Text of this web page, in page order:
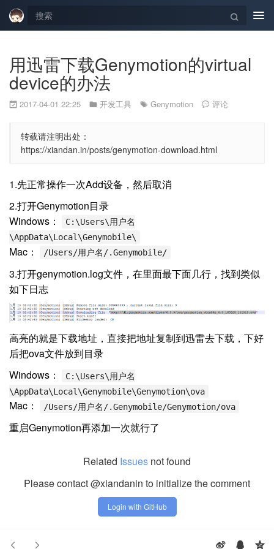
用迅雷下载Genymotion的virtual
device的办法
2017-04-01 22:25 开发工具 Genymotion 评论
转载请注明出处：
https://xiandan.in/posts/genymotion-download.html
1.先正常操作一次Add设备，然后取消
2.打开Genymotion目录
Windows：
C:\Users\用户名
\AppData\Local\Genymobile\
Mac： /Users/用户名/.Genymobile/
3.打开genymotion.log文件，在里面最下面几行，找到类似
如下日志
高亮的就是下载地址，直接把地址复制到迅雷去下载，下好
后把ova文件放到目录
Windows：
C:\Users\用户名
\AppData\Local\Genymobile\Genymotion\ova
Mac： /Users/用户名/.Genymobile/Genymotion/ova
重启Genymotion再添加一次就行了
Related Issues not found
Please contact @xiandanin to initialize the comment
Login with GitHub